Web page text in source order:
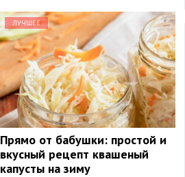
ЛУЧШЕЕ
Прямо от бабушки: простой и
вкусный рецепт квашеный
капусты на зиму